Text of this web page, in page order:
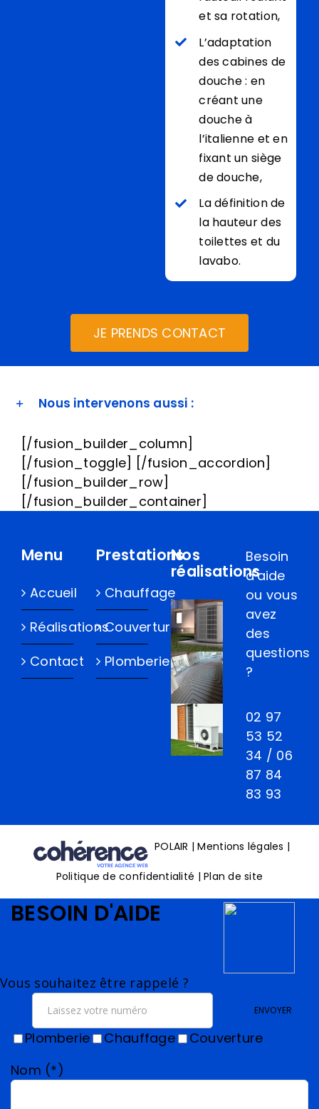
et sa rotation,
L’adaptation
des cabines de
douche : en
créant une
douche à
l’italienne et en
fixant un siège
de douche,
La définition de
la hauteur des
toilettes et du
lavabo.
JE PRENDS CONTACT
Nous intervenons aussi :
[/fusion_builder_column]
[/fusion_toggle] [/fusion_accordion]
[/fusion_builder_row]
[/fusion_builder_container]
Menu
Accueil
Réalisations
Contact
Prestations
Chauffage
Couverture
Plomberie
Nos
réalisations
Besoin
d'aide
ou vous
avez
des
questions
?
02 97
53 52
34 / 06
87 84
83 93
POLAIR | Mentions légales |
Politique de confidentialité |Plan de site
BESOIN D'AIDE
Vous souhaitez être rappelé ?
ENVOYER
Plomberie Chauffage
Couverture
Nom (*)